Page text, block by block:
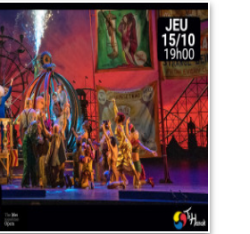
FAN TUTTE"
LIRE PLUS